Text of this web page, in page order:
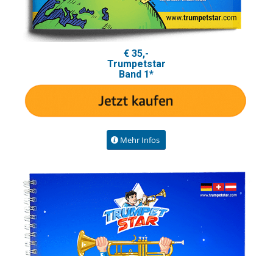
€ 35,-
Trumpetstar
Band 1*
Mehr Infos